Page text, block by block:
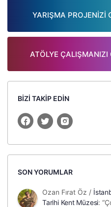
YARIŞMA PROJENİZİ
ATÖLYE ÇALIŞMANIZI
BİZİ TAKİP EDİN
SON YORUMLAR
Ozan Fırat Öz /
Tarihi Kent Müzesi: “